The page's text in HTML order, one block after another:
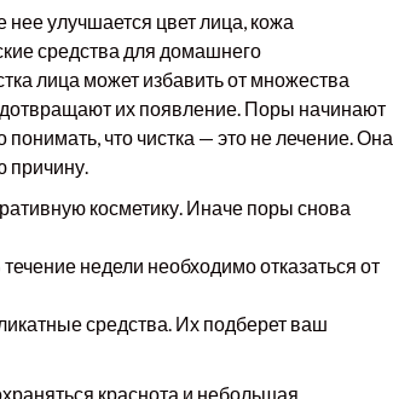
улучшается цвет лица, кожа
средства для домашнего
лица может избавить от множества
их появление. Поры начинают
что чистка — это не лечение. Она
причину.
косметику. Иначе поры снова
недели необходимо отказаться от
средства. Их подберет ваш
краснота и небольшая